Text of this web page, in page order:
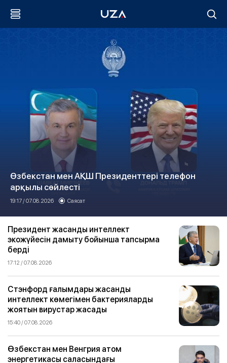
Өзбекстан мен АҚШ Президенттері телефон
арқылы сөйлесті
19:17 / 07.08.2026 Саясат
Президент жасанды интеллект
экожүйесін дамыту бойынша тапсырма
берді
17:12 / 07.08.2026
Стэнфорд ғалымдары жасанды
интеллект көмегімен бактерияларды
жоятын вирустар жасады
15:40 / 07.08.2026
Өзбекстан мен Венгрия атом
энергетикасы саласындағы